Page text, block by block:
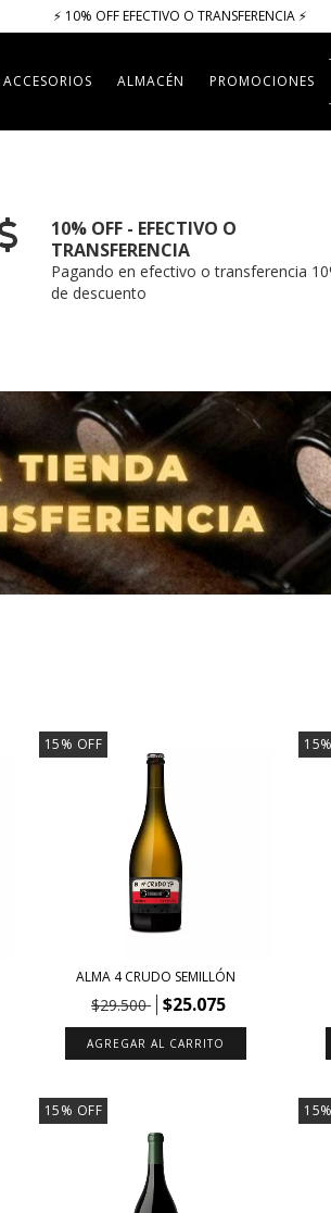
⚡​​​ 10% OFF EFECTIVO O TRANSFERENCIA ⚡​
ACCESORIOS ALMACÉN PROMOCIONES
10% OFF - EFECTIVO O
TRANSFERENCIA
Pagando en efectivo o transferencia
de descuento
15% OFF
ALMA 4 CRUDO SEMILLÓN
$29.500 $25.075
15%
15% OFF 15%